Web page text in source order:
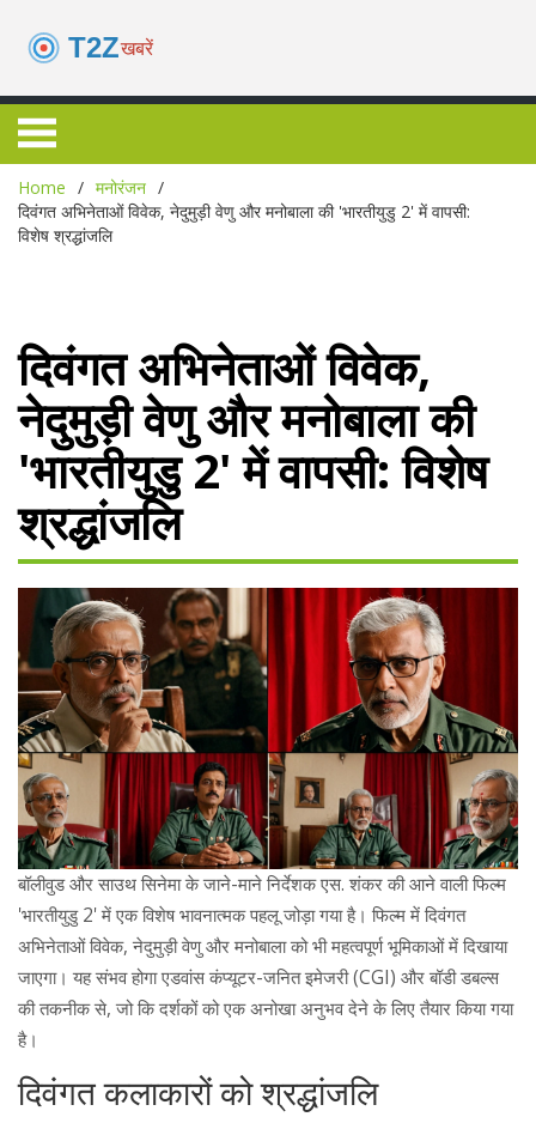
Home
मनोरंजन
दिवंगत अभिनेताओं विवेक, नेदुमुड़ी वेणु और मनोबाला की 'भारतीयुडु 2' में वापसी:
विशेष श्रद्धांजलि
दिवंगत अभिनेताओं विवेक,
नेदुमुड़ी वेणु और मनोबाला की
'भारतीयुडु 2' में वापसी: विशेष
श्रद्धांजलि
बॉलीवुड और साउथ सिनेमा के जाने-माने निर्देशक एस. शंकर की आने वाली फिल्म
'भारतीयुडु 2' में एक विशेष भावनात्मक पहलू जोड़ा गया है। फिल्म में दिवंगत
अभिनेताओं विवेक, नेदुमुड़ी वेणु और मनोबाला को भी महत्वपूर्ण भूमिकाओं में दिखाया
जाएगा। यह संभव होगा एडवांस कंप्यूटर-जनित इमेजरी (CGI) और बॉडी डबल्स
की तकनीक से, जो कि दर्शकों को एक अनोखा अनुभव देने के लिए तैयार किया गया
है।
दिवंगत कलाकारों को श्रद्धांजलि